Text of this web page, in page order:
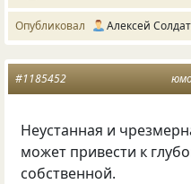
Опубликовал Алексей
#1185452
Неустанная и
может привести к
собственной.